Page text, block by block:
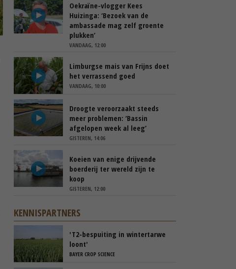
Oekraïne-vlogger Kees
Huizinga: ‘Bezoek van de
ambassade mag zelf groente
plukken’
VANDAAG, 12:00
Limburgse mais van Frijns doet
het verrassend goed
VANDAAG, 10:00
Droogte veroorzaakt steeds
meer problemen: ‘Bassin
afgelopen week al leeg’
GISTEREN, 14:06
Koeien van enige drijvende
boerderij ter wereld zijn te
koop
GISTEREN, 12:00
KENNISPARTNERS
'T2-bespuiting in wintertarwe
loont'
BAYER CROP SCIENCE